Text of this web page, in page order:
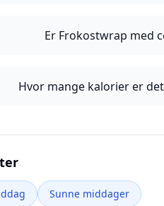
Er Frokostwrap med
Hvor mange kalorier er
Sunne middager